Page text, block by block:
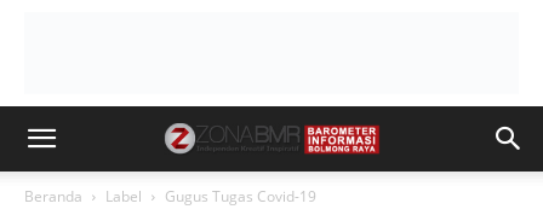
Beranda Label Gugus Tugas Covid-19